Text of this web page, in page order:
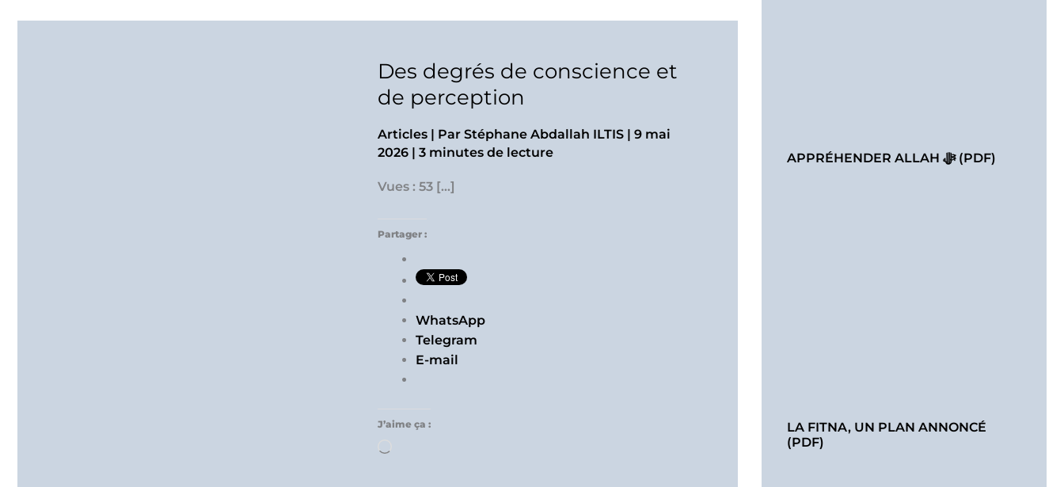
Des degrés de conscience et
de perception
Articles | Par Stéphane Abdallah ILTIS | 9 mai
2026 | 3 minutes de lecture
Vues : 53 […]
Partager :
WhatsApp
Telegram
E-mail
J’aime ça :
APPRÉHENDER ALLAH ﷻ (PDF)
LA FITNA, UN PLAN ANNONCÉ
(PDF)